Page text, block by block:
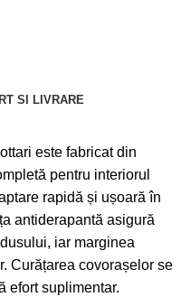
SI LIVRARE
este fabricat din
pentru interiorul
rapidă și ușoară în
antiderapantă asigură
iar marginea
Curățarea covorașelor se
efort suplimentar.